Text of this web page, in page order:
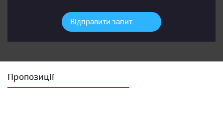
Пропозиції